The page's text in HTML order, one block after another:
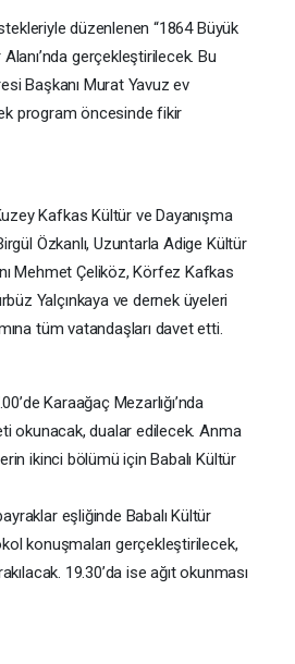
düzenlenen “1864 Büyük
gerçekleştirilecek. Bu
Başkanı Murat Yavuz ev
program öncesinde fikir
Kafkas Kültür ve Dayanışma
Özkanlı, Uzuntarla Adige Kültür
Mehmet Çeliköz, Körfez Kafkas
Yalçınkaya ve dernek üyeleri
tüm vatandaşları davet etti.
Karaağaç Mezarlığı’nda
okunacak, dualar edilecek. Anma
ikinci bölümü için Babalı Kültür
eşliğinde Babalı Kültür
konuşmaları gerçekleştirilecek,
19.30’da ise ağıt okunması